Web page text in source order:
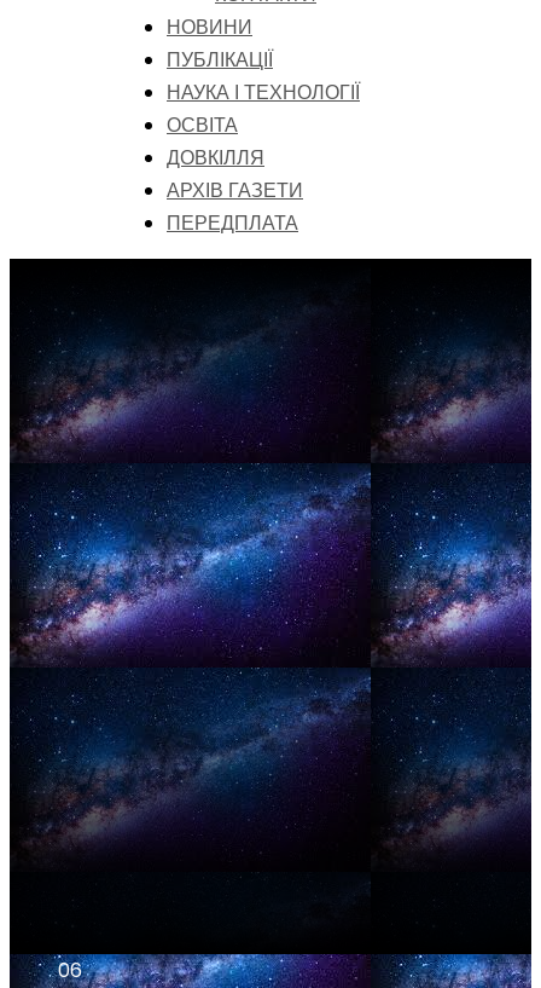
НОВИНИ
ПУБЛІКАЦІЇ
НАУКА І ТЕХНОЛОГІЇ
ОСВІТА
ДОВКІЛЛЯ
АРХІВ ГАЗЕТИ
ПЕРЕДПЛАТА
06